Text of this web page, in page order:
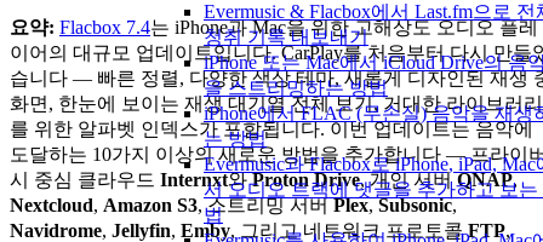
Evermusic & Flacbox에서 Last.fm으로 전
청취 기록 내보내기
iPhone 또는 Mac에서 iCloud Drive의 음
을 스트리밍하는 방법
iPhone에서 FLAC (무손실) 음악을 재생
는 방법
Evermusic과 Flacbox로 iPhone, iPad, Mac
서 오디오 트랙에 댓글을 추가하고 보는
법
요약: Flacbox 7.4는 iPhone과 Mac을 위한 고해상도 오디오 플레
이어의 대규모 업데이트입니다. CarPlay를 처음부터 다시 만들
습니다 — 빠른 정렬, 다양한 색상 테마, 새롭게 디자인된 재생
화면, 한눈에 보이는 재생 대기열 전체 보기, 거대한 라이브러리
를 위한 알파벳 인덱스가 포함됩니다. 이번 업데이트는 음악에
도달하는 10가지 이상의 새로운 방법을 추가합니다 — 프라이
시 중심 클라우드 Internxt와Proton Drive, 개인 서버QNAP,
Nextcloud, Amazon S3, 스트리밍 서버Plex,Subsonic,
Navidrome, Jellyfin, Emby, 그리고 네트워크 프로토콜FTP,